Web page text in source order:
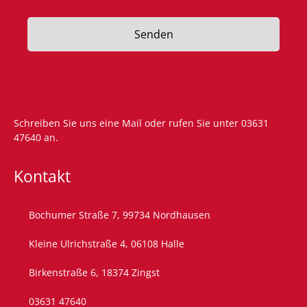
Senden
Schreiben Sie uns eine Mail oder rufen Sie unter 03631
47640 an.
Kontakt
Bochumer Straße 7, 99734 Nordhausen
Kleine Ulrichstraße 4, 06108 Halle
Birkenstraße 6, 18374 Zingst
03631 47640